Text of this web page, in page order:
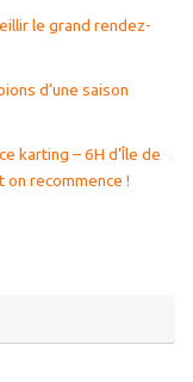
le grand rendez-
d’une saison
karting – 6H d’Île de
on recommence !